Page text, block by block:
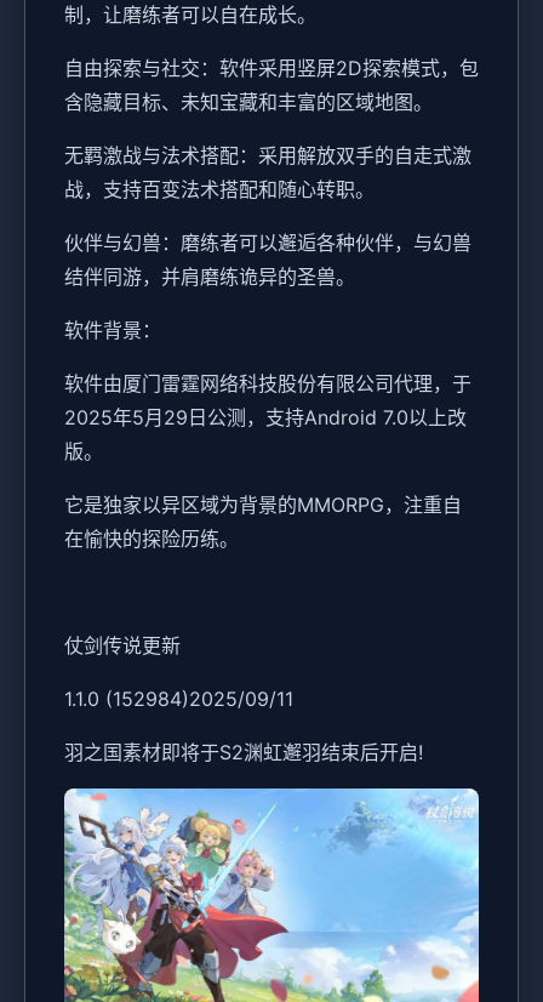
制，让磨练者可以自在成长。
自由探索与社交：软件采用竖屏2D探索模式，包
含隐藏目标、未知宝藏和丰富的区域地图。
无羁激战与法术搭配：采用解放双手的自走式激
战，支持百变法术搭配和随心转职。
伙伴与幻兽：磨练者可以邂逅各种伙伴，与幻兽
结伴同游，并肩磨练诡异的圣兽。
软件背景：
软件由厦门雷霆网络科技股份有限公司代理，于
2025年5月29日公测，支持Android 7.0以上改
版。
它是独家以异区域为背景的MMORPG，注重自
在愉快的探险历练。
仗剑传说更新
1.1.0 (152984)2025/09/11
羽之国素材即将于S2渊虹邂羽结束后开启!